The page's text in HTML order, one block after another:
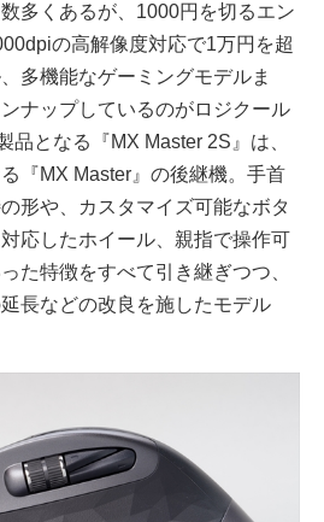
多くあるが、1000円を切るエン
の高解像度対応で1万円を超
多機能なゲーミングモデルま
ナップしているのがロジクール
品となる『MX Master 2S』は、
『MX Master』の後継機。手首
形や、カスタマイズ可能なボタ
応したホイール、親指で操作可
た特徴をすべて引き継ぎつつ、
長などの改良を施したモデル